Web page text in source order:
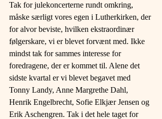
Tak for julekoncerterne rundt omkring,
måske særligt vores egen i Lutherkirken, der
for alvor beviste, hvilken ekstraordinær
følgerskare, vi er blevet forvænt med. Ikke
mindst tak for sammes interesse for
foredragene, der er kommet til. Alene det
sidste kvartal er vi blevet begavet med
Tonny Landy, Anne Margrethe Dahl,
Henrik Engelbrecht, Sofie Elkjær Jensen og
Erik Aschengren. Tak i det hele taget for